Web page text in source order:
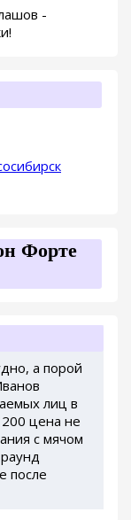
-
Форте
а порой
лиц в
цена не
с мячом
после